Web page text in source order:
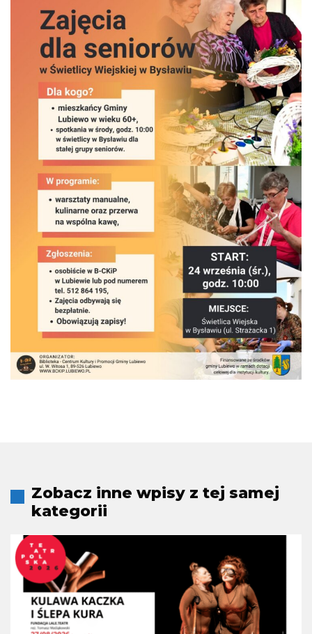
Zobacz inne wpisy z tej samej
kategorii